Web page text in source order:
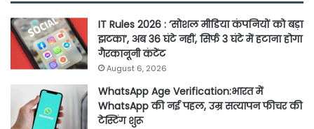
IT Rules 2026 : ‘सोशल मीडिया कंपनियों को बड़ा
झटका’, अब 36 घंटे नहीं, सिर्फ 3 घंटे में हटाना होगा
गैरकानूनी कंटेंट
August 6, 2026
WhatsApp Age Verification:भारत में
WhatsApp की नई पहल, उम्र सत्यापन फीचर की
टेस्टिंग शुरू